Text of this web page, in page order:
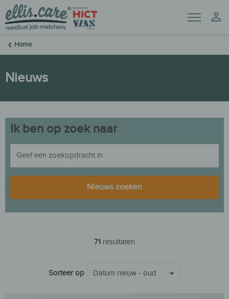
Menu
Home
Nieuws
Ik ben op zoek naar
Nieuws zoeken
71 resultaten
Sorteer op